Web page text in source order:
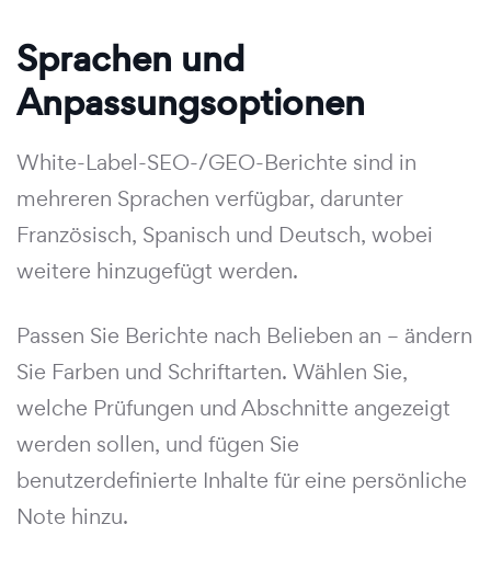
Sprachen und
Anpassungsoptionen
White-Label-SEO-/GEO-Berichte sind in
mehreren Sprachen verfügbar, darunter
Französisch, Spanisch und Deutsch, wobei
weitere hinzugefügt werden.
Passen Sie Berichte nach Belieben an – ändern
Sie Farben und Schriftarten. Wählen Sie,
welche Prüfungen und Abschnitte angezeigt
werden sollen, und fügen Sie
benutzerdefinierte Inhalte für eine persönliche
Note hinzu.